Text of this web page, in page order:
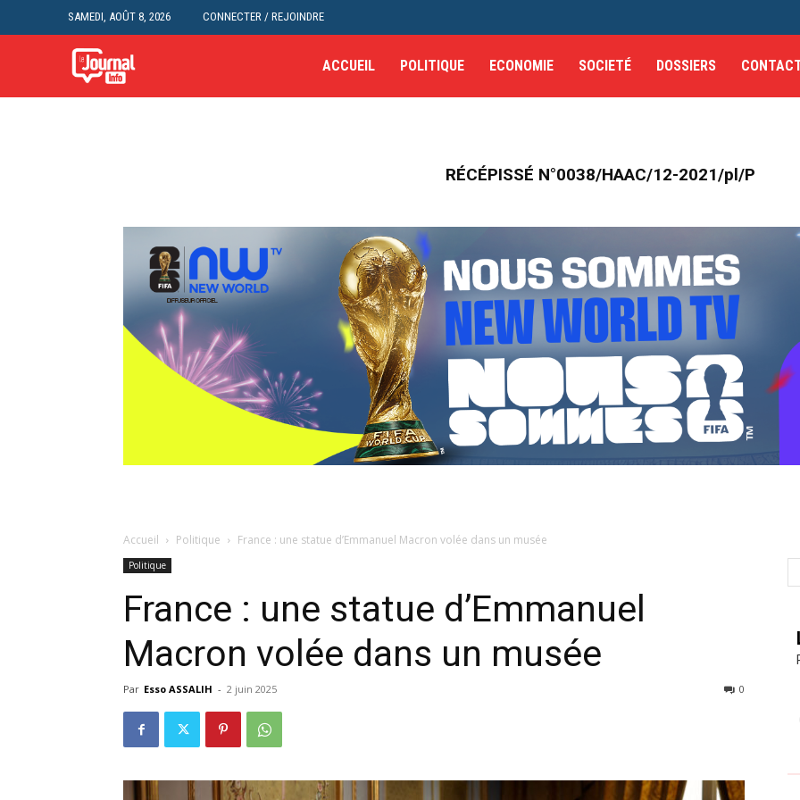
SAMEDI, AOÛT 8, 2026 CONNECTER / REJOINDRE
ACCUEIL POLITIQUE ECONOMIE SOCIETÉ DOSSIERS
RÉCÉPISSÉ N°0038/HAAC/12-2021/pl/P
Accueil Politique France : une statue d’Emmanuel Macron volée dans un musée
Politique
France : une statue d’Emmanuel
Macron volée dans un musée
Par Esso ASSALIH - 2 juin 2025 0